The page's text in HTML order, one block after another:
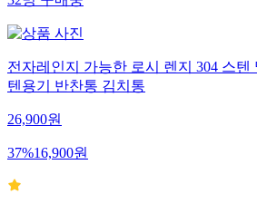
32명구매중
전자레인지 가능한 로시 렌지 304 스텐
텐용기 반찬통 김치통
26,900원
37%16,900원